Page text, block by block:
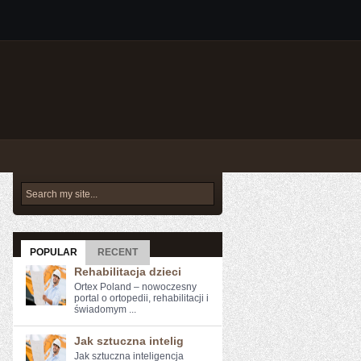
POPULAR RECENT
Rehabilitacja dzieci
Ortex Poland – nowoczesny
portal o ortopedii, rehabilitacji i
świadomym ...
Jak sztuczna intelig
Jak sztuczna inteligencja